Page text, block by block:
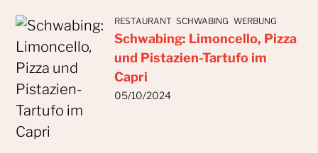
RESTAURANT SCHWABING WERBUNG
Schwabing: Limoncello, Pizza
und Pistazien-Tartufo im
Capri
05/10/2024